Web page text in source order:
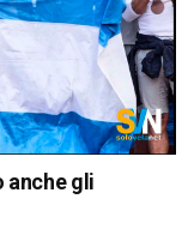
anche gli